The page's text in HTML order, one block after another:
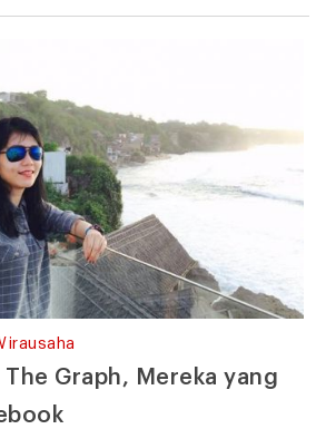
The Graph, Mereka yang